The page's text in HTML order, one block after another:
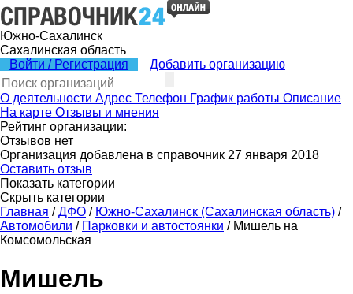
Южно-Сахалинск
Сахалинская область
Войти / Регистрация
Добавить организацию
О деятельности Адрес Телефон График работы Описание
На карте Отзывы и мнения
Рейтинг организации:
Отзывов нет
Организация добавлена в справочник 27 января 2018
Оставить отзыв
Показать категории
Скрыть категории
Главная / ДФО / Южно-Сахалинск (Сахалинская область) /
Автомобили / Парковки и автостоянки / Мишель на
Комсомольская
Мишель